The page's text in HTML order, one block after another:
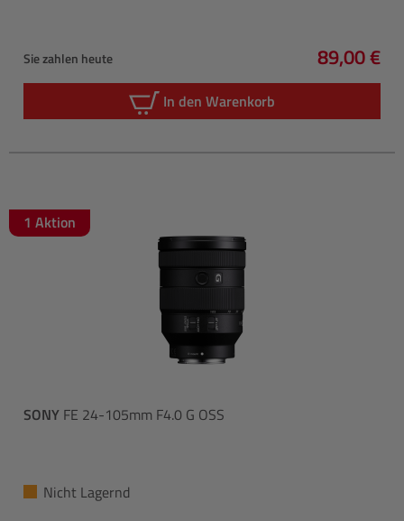
Sie zahlen heute 89,00 €
In den Warenkorb
1 Aktion
SONY FE 24-105mm F4.0 G OSS
Nicht Lagernd